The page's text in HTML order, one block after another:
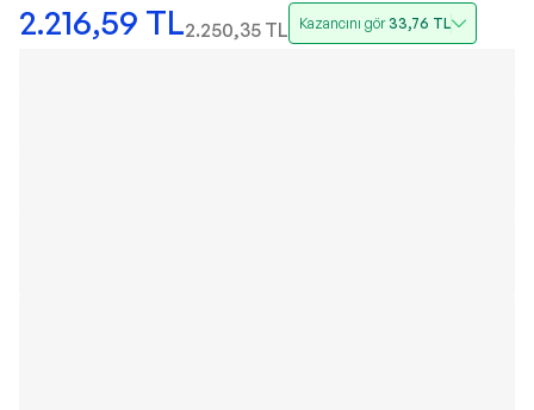
2.216,59 TL2.250,35 TL Kazancını gör33,76 TL